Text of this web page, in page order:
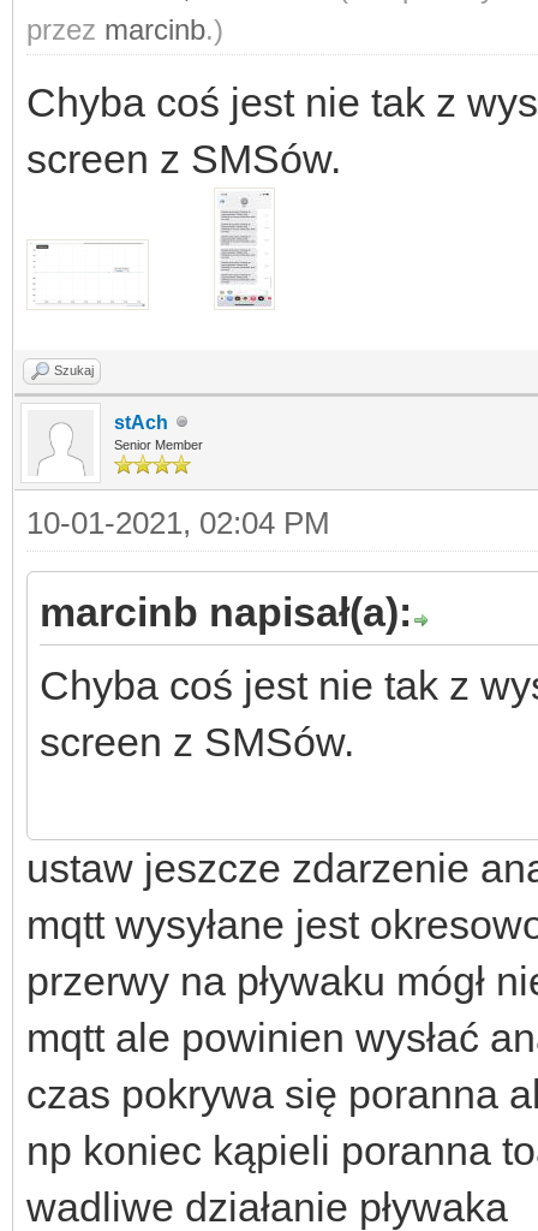
przez marcinb.)
Chyba coś jest nie tak z
screen z SMSów.
Szukaj
stAch
Senior Member
10-01-2021, 02:04 PM
marcinb napisał(a):
Chyba coś jest nie tak z
screen z SMSów.
ustaw jeszcze zdarzenie
mqtt wysyłane jest
przerwy na pływaku mógł
mqtt ale powinien wysłać
czas pokrywa się poranna
np koniec kąpieli poranna
wadliwe działanie pływaka